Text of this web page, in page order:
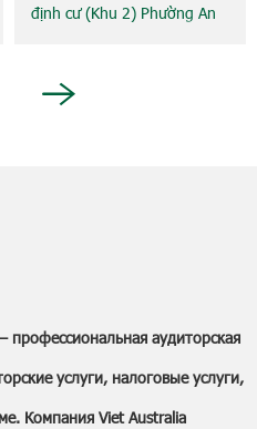
định cư (Khu 2) Phường An
Next
аудиторская
услуги, налоговые услуги,
Компания Viet Australia